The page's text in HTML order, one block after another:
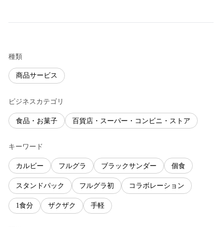
種類
商品サービス
ビジネスカテゴリ
食品・お菓子 百貨店・スーパー・コンビニ・ストア
キーワード
カルビー フルグラ ブラックサンダー 個食
スタンドパック フルグラ初 コラボレーション
1食分 ザクザク 手軽